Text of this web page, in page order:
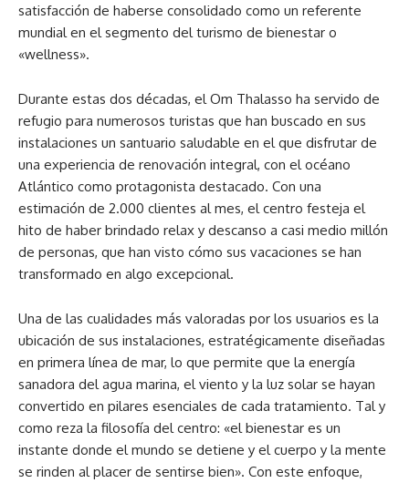
satisfacción de haberse consolidado como un referente
mundial en el segmento del turismo de bienestar o
«wellness».
Durante estas dos décadas, el Om Thalasso ha servido de
refugio para numerosos turistas que han buscado en sus
instalaciones un santuario saludable en el que disfrutar de
una experiencia de renovación integral, con el océano
Atlántico como protagonista destacado. Con una
estimación de 2.000 clientes al mes, el centro festeja el
hito de haber brindado relax y descanso a casi medio millón
de personas, que han visto cómo sus vacaciones se han
transformado en algo excepcional.
Una de las cualidades más valoradas por los usuarios es la
ubicación de sus instalaciones, estratégicamente diseñadas
en primera línea de mar, lo que permite que la energía
sanadora del agua marina, el viento y la luz solar se hayan
convertido en pilares esenciales de cada tratamiento. Tal y
como reza la filosofía del centro: «el bienestar es un
instante donde el mundo se detiene y el cuerpo y la mente
se rinden al placer de sentirse bien». Con este enfoque,